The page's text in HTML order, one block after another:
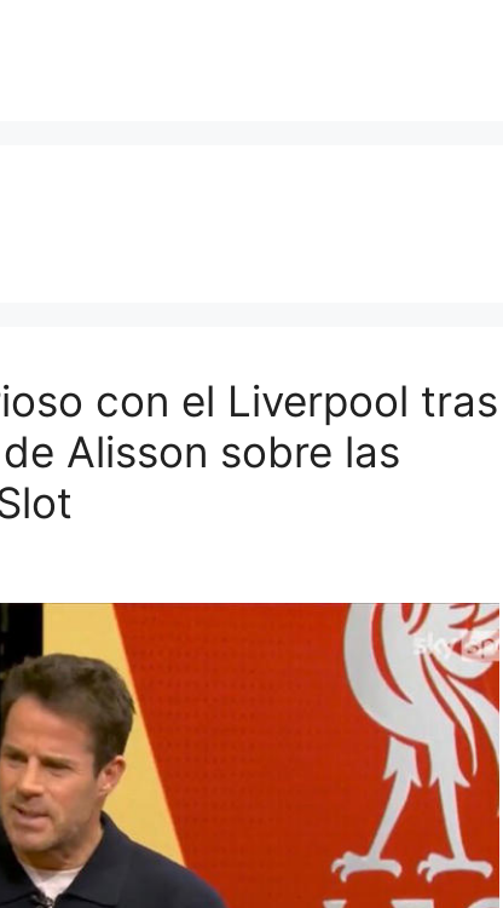
con el Liverpool tras
Alisson sobre las